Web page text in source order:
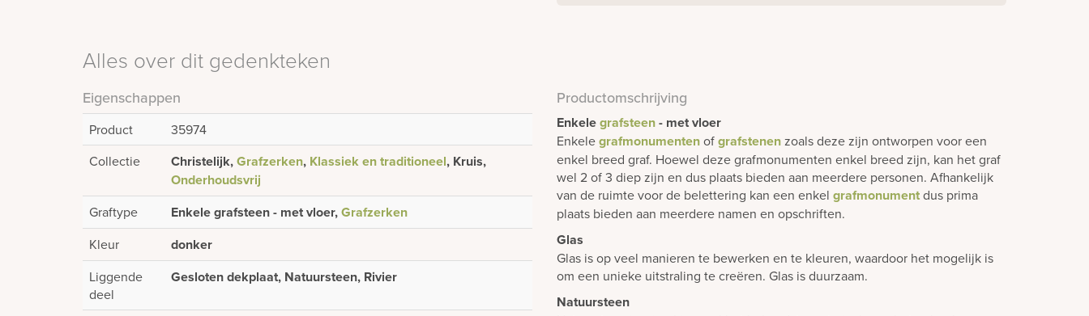
Alles over dit gedenkteken
Eigenschappen
Product
35974
Collectie
Christelijk,Grafzerken, Klassiek en traditioneel, Kruis,
Onderhoudsvrij
Graftype Enkele grafsteen - met vloer,Grafzerken
Kleur donker
Liggende
deel
Gesloten dekplaat, Natuursteen, Rivier
Productomschrijving
Enkelegrafsteen- met vloer
Enkelegrafmonumentenofgrafstenenzoals deze zijn ontworpen voor een
enkel breed graf. Hoewel deze grafmonumenten enkel breed zijn, kan het graf
wel 2 of 3 diep zijn en dus plaats bieden aan meerdere personen. Afhankelijk
van de ruimte voor de belettering kan een enkel grafmonumentdus prima
plaats bieden aan meerdere namen en opschriften.
Glas
Glas is op veel manieren te bewerken en te kleuren, waardoor het mogelijk is
om een unieke uitstraling te creëren. Glas is duurzaam.
Natuursteen